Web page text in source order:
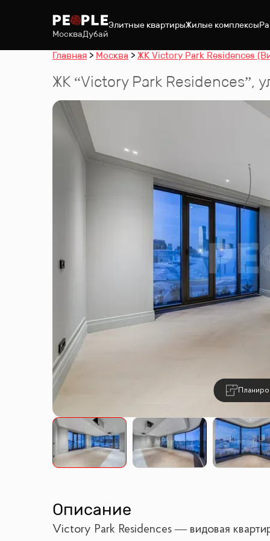
МоскваДубай
Элитные квартирыЖилые комплексы
Главная Москва ЖК Victory Park Residences
ЖК “Victory Park Residences”,
Описание
Victory Park Residences — видовая